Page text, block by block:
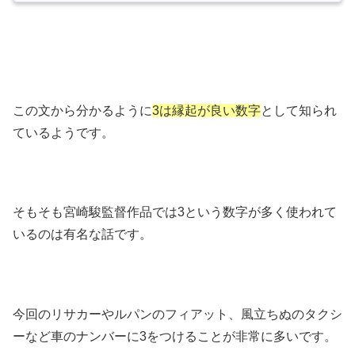
この文から分かるように3は縁起が良い数字として知られ
ているようです。
そもそも宮崎駿監督作品では3という数字が多く使われて
いるのは有名な話です。
今回のリサカーやルパンのフィアット、風立ちぬのタクシ
ーなど車のナンバーに3をつけることが非常に多いです。